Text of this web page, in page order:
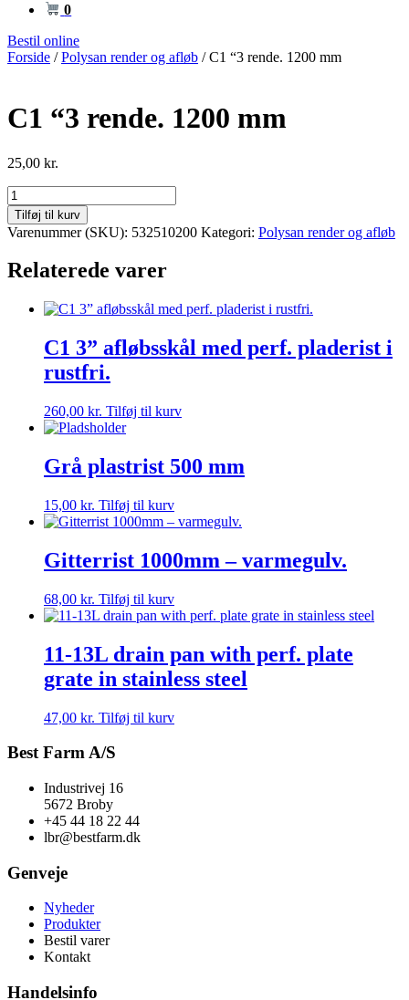
0
Bestil online
Forside /Polysan render og afløb / C1 “3 rende. 1200 mm
C1 “3 rende. 1200 mm
25,00 kr.
C1
“3
rende.
1200
antal
Tilføj til kurv
Varenummer (SKU): 532510200 Kategori: Polysan render og afløb
Relaterede varer
C1 3” afløbsskål med perf. pladerist i
rustfri.
260,00 kr. Tilføj til kurv
Grå plastrist 500 mm
15,00 kr. Tilføj til kurv
Gitterrist 1000mm – varmegulv.
68,00 kr. Tilføj til kurv
11-13L drain pan with perf. plate
grate in stainless steel
47,00 kr. Tilføj til kurv
Best Farm A/S
Industrivej 16
5672 Broby
+45 44 18 22 44
lbr@bestfarm.dk
Genveje
Nyheder
Produkter
Bestil varer
Kontakt
Handelsinfo